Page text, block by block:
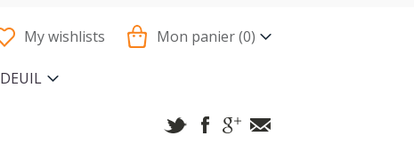
Mon panier(0)
My wishlists
DEUIL